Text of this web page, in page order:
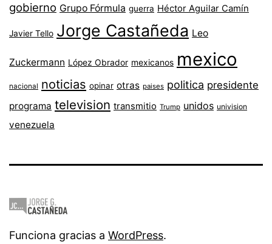
gobierno Grupo Fórmula guerra Héctor Aguilar Camín
Javier Tello Jorge Castañeda Leo
Zuckermann López Obrador mexicanos mexico
nacional noticias opinar otras paises politica presidente
programa television transmitio Trump unidos univision
venezuela
Funciona gracias a WordPress.